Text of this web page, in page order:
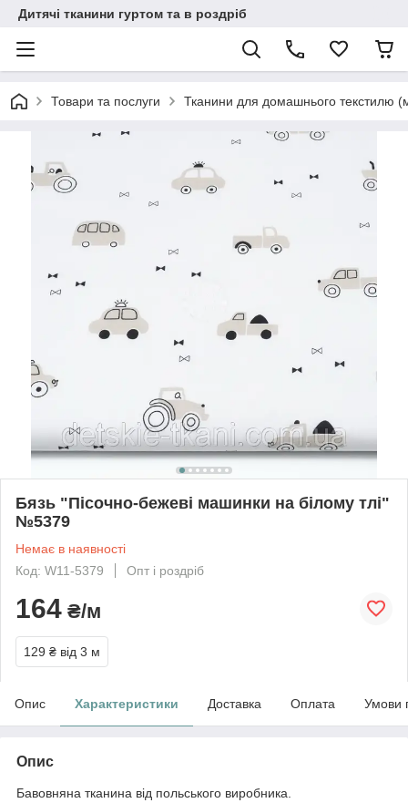
Дитячі тканини гуртом та в роздріб
Товари та послуги Тканини для домашнього текстилю
Бязь "Пісочно-бежеві машинки на білому тлі"
№5379
Немає в наявності
Код: W11-5379
Опт і роздріб
164 ₴/м
129 ₴ від 3 м
Опис Характеристики Доставка Оплата Умови
Опис
Бавовняна тканина від польського виробника.